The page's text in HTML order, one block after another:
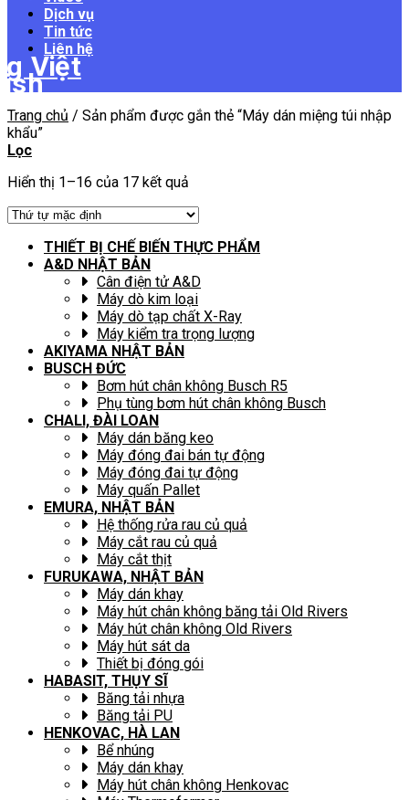
Dịch vụ
Tin tức
Liên hệ
Trang chủ / Sản phẩm được gắn thẻ “Máy dán miệng túi nhập
khẩu”
Lọc
Hiển thị 1–16 của 17 kết quả
THIẾT BỊ CHẾ BIẾN THỰC PHẨM
A&D NHẬT BẢN
Cân điện tử A&D
Máy dò kim loại
Máy dò tạp chất X-Ray
Máy kiểm tra trọng lượng
AKIYAMA NHẬT BẢN
BUSCH ĐỨC
Bơm hút chân không Busch R5
Phụ tùng bơm hút chân không Busch
CHALI, ĐÀI LOAN
Máy dán băng keo
Máy đóng đai bán tự động
Máy đóng đai tự động
Máy quấn Pallet
EMURA, NHẬT BẢN
Hệ thống rửa rau củ quả
Máy cắt rau củ quả
Máy cắt thịt
FURUKAWA, NHẬT BẢN
Máy dán khay
Máy hút chân không băng tải Old Rivers
Máy hút chân không Old Rivers
Máy hút sát da
Thiết bị đóng gói
HABASIT, THỤY SĨ
Băng tải nhựa
Băng tải PU
HENKOVAC, HÀ LAN
Bể nhúng
Máy dán khay
Máy hút chân không Henkovac